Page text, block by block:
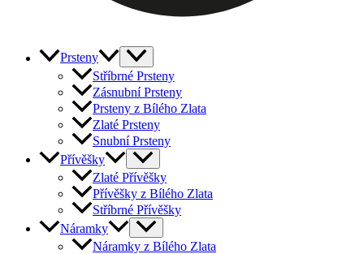
Prsteny
Stříbrné Prsteny
Zásnubní Prsteny
Prsteny z Bílého Zlata
Zlaté Prsteny
Snubní Prsteny
Přívěšky
Zlaté Přívěšky
Přívěšky z Bílého Zlata
Stříbrné Přívěšky
Náramky
Náramky z Bílého Zlata